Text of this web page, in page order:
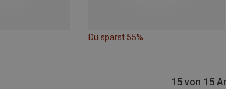
Du sparst 55%
15 von 15